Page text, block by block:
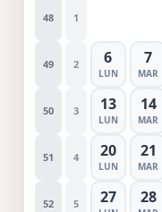
48 1
49 2 6
LUN
7
MAR
50 3 13
LUN
14
MAR
51 4 20
LUN
21
MAR
52 5 27 28